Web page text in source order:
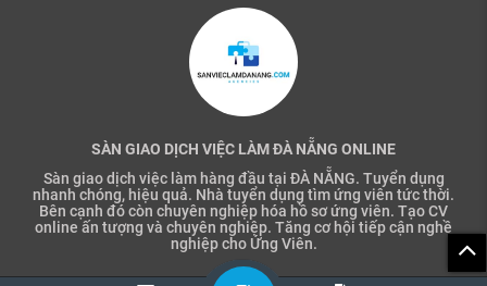
SÀN GIAO DỊCH VIỆC LÀM ĐÀ NẴNG ONLINE
Sàn giao dịch việc làm hàng đầu tại ĐÀ NẴNG. Tuyển dụng
nhanh chóng, hiệu quả. Nhà tuyển dụng tìm ứng viên tức thời.
Bên cạnh đó còn chuyên nghiệp hóa hồ sơ ứng viên. Tạo CV
online ấn tượng và chuyên nghiệp. Tăng cơ hội tiếp cận nghề
nghiệp cho Ứng Viên.